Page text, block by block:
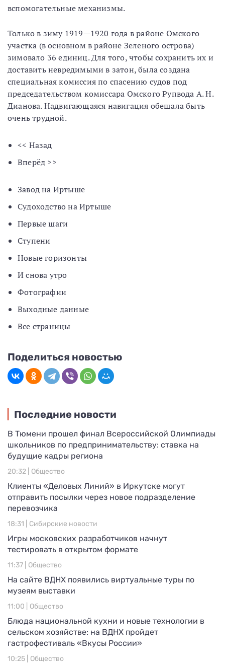
вспомогательные механизмы.
Только в зиму 1919—1920 года в районе Омского
участка (в основном в районе Зеленого острова)
зимовало 36 единиц. Для того, чтобы сохранить их и
доставить невредимыми в затон, была создана
специальная комиссия по спасению судов под
председательством комиссара Омского Рупвода А. Н.
Дианова. Надвигающаяся навигация обещала быть
очень трудной.
<< Назад
Вперёд >>
Завод на Иртыше
Судоходство на Иртыше
Первые шаги
Ступени
Новые горизонты
И снова утро
Фотографии
Выходные данные
Все страницы
Поделиться новостью
Последние новости
В Тюмени прошел финал Всероссийской Олимпиады
школьников по предпринимательству: ставка на
будущие кадры региона
20:32 | Общество
Клиенты «Деловых Линий» в Иркутске могут
отправить посылки через новое подразделение
перевозчика
18:31 | Сибирские новости
Игры московских разработчиков начнут
тестировать в открытом формате
11:37 | Общество
На сайте ВДНХ появились виртуальные туры по
музеям выставки
11:00 | Общество
Блюда национальной кухни и новые технологии в
сельском хозяйстве: на ВДНХ пройдет
гастрофестиваль «Вкусы России»
10:25 | Общество